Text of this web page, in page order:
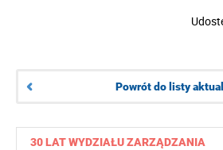
30 LAT WYDZIAŁU ZARZĄDZANIA
Powrót do listy